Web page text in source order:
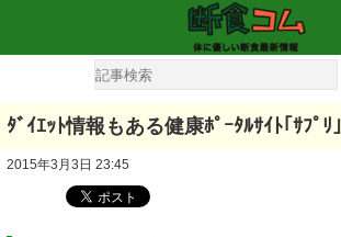
ﾀﾞｲｴｯﾄ情報もある健康ﾎﾟｰﾀﾙｻｲﾄ｢ｻﾌﾟﾘ｣
2015年3月3日 23:45